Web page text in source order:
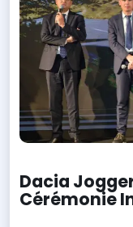
Dacia
Cérémonie